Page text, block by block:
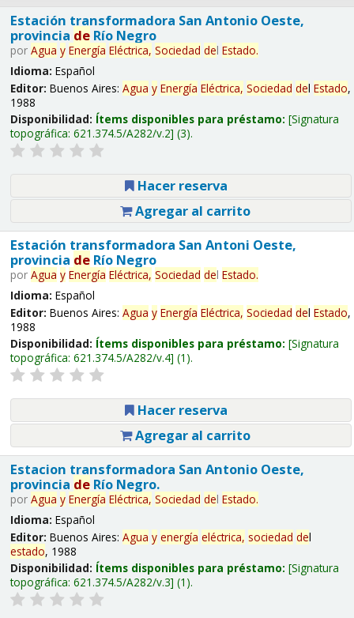
Estación transformadora San Antonio Oeste,
provincia deRío Negro
por Agua y Energía Eléctrica, Sociedad del Estado.
Idioma: Español
Editor: Buenos Aires: Agua y Energía Eléctrica, Sociedad del Estado,
1988
Disponibilidad: Ítems disponibles para préstamo: Signatura
topográfica: 621.374.5/A282/v.2 (3).
Hacer reserva
Agregar al carrito
Estación transformadora San Antoni Oeste,
provincia deRío Negro
por Agua y Energía Eléctrica, Sociedad del Estado.
Idioma: Español
Editor: Buenos Aires: Agua y Energía Eléctrica, Sociedad del Estado,
1988
Disponibilidad: Ítems disponibles para préstamo: Signatura
topográfica: 621.374.5/A282/v.4 (1).
Hacer reserva
Agregar al carrito
Estacion transformadora San Antonio Oeste,
provincia deRío Negro.
por Agua y Energía Eléctrica, Sociedad del Estado.
Idioma: Español
Editor: Buenos Aires: Agua y energía eléctrica, sociedad del
estado, 1988
Disponibilidad: Ítems disponibles para préstamo: Signatura
topográfica: 621.374.5/A282/v.3 (1).